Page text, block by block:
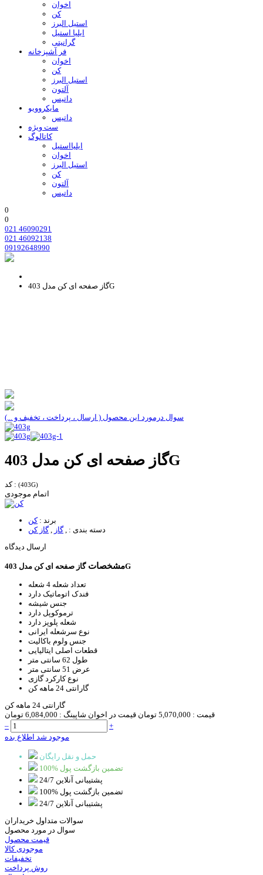
اخوان
کن
استیل البرز
ایلیا استیل
گرانیتی
فر آشپزخانه
اخوان
کن
استیل البرز
آلتون
داتیس
مایکروویو
داتیس
ست ویژه
کاتالوگ
ایلیااستیل
اخوان
استیل البرز
کن
آلتون
داتیس
0
0
021 46090291
021 46092138
09192648990
گاز صفحه ای کن مدل 403G
سوال درمورد این محصول ( ارسال ، پرداخت ، تخفیف و ...)
گاز صفحه ای کن مدل 403G
کد : (403G)
اتمام موجودی
برند :کن
دسته بندی : ,گاز ,گاز کن
ارسال دیدگاه
مشخصاتگاز صفحه ای کن مدل 403G
تعداد شعله 4 شعله
فندک اتوماتیک دارد
جنس شیشه
ترموکوپل دارد
شعله پلوپز دارد
نوع سرشعله ایرانی
جنس ولوم باکالیت
قطعات اصلی ایتالیایی
طول 62 سانتی متر
عرض 51 سانتی متر
نوع کارکردگازی
گارانتی 24 ماهه کن
گارانتی 24 ماهه کن
قیمت : 5,070,000 تومان قیمت در اخوان شاپینگ : 6,084,000 تومان
–
+
موجود شد اطلاع بده
حمل و نقل رایگان
100% تضمین بازگشت پول
پشتیبانی آنلاین 24/7
100% تضمین بازگشت پول
پشتیبانی آنلاین 24/7
سوالات متداول خریداران
سوال در مورد محصول
قیمت محصول
موجودی کالا
تخفیفات
روش پرداخت